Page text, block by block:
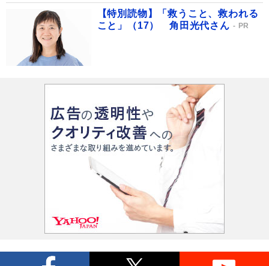
【特別読物】「救うこと、救われる
こと」（17） 角田光代さん
PR